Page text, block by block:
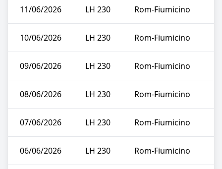
11/06/2026 LH 230 Rom-Fiumicino
10/06/2026 LH 230 Rom-Fiumicino
09/06/2026 LH 230 Rom-Fiumicino
08/06/2026 LH 230 Rom-Fiumicino
07/06/2026 LH 230 Rom-Fiumicino
06/06/2026 LH 230 Rom-Fiumicino